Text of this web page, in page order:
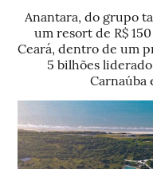
Anantara, do grupo
um resort de R$
Ceará, dentro de um
5 bilhões
Carnaúba